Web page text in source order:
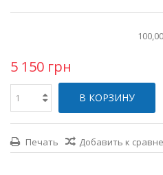
5 150 грн
В КОРЗИНУ
Печать Добавить к